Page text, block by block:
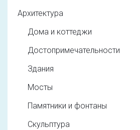
Архитектура
Дома и коттеджи
Достопримечательности
Здания
Мосты
Памятники и фонтаны
Скульптура